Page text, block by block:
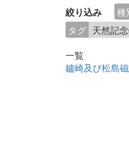
絞り込み 種
タグ 天然記
一覧
鑪崎及び松島